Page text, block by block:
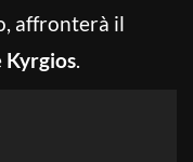
affronterà il
Kyrgios.